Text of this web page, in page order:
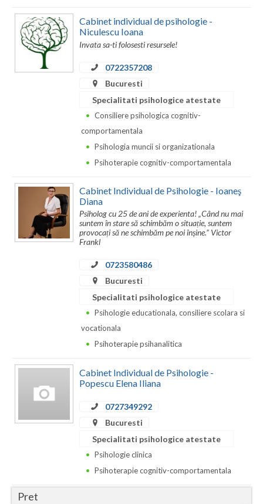
Cabinet individual de psihologie -
Niculescu Ioana
Invata sa-ti folosesti resursele!
0722357208
Bucuresti
Specialitati psihologice atestate
Consiliere psihologica cognitiv-
comportamentala
Psihologia muncii si organizationala
Psihoterapie cognitiv-comportamentala
Cabinet Individual de Psihologie - Ioaneş
Diana
Psiholog cu 25 de ani de experienta! „Când nu mai
suntem în stare să schimbăm o situație, suntem
provocați să ne schimbăm pe noi înșine.” Victor
Frankl
0723580486
Bucuresti
Specialitati psihologice atestate
Psihologie educationala, consiliere scolara si
vocationala
Psihoterapie psihanalitica
Cabinet Individual de Psihologie -
Popescu Elena Iliana
0727349292
Bucuresti
Specialitati psihologice atestate
Psihologie clinica
Psihoterapie cognitiv-comportamentala
Pret